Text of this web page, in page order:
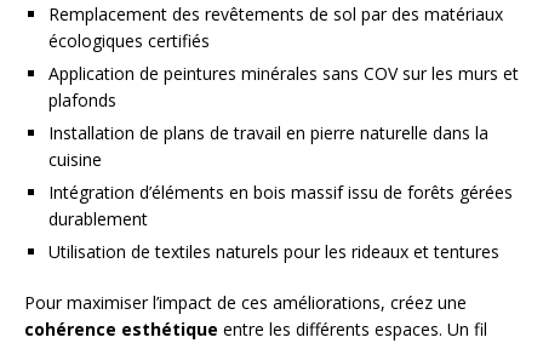
Remplacement des revêtements de sol par des matériaux
écologiques certifiés
Application de peintures minérales sans COV sur les murs et
plafonds
Installation de plans de travail en pierre naturelle dans la
cuisine
Intégration d’éléments en bois massif issu de forêts gérées
durablement
Utilisation de textiles naturels pour les rideaux et tentures
Pour maximiser l’impact de ces améliorations, créez une
cohérence esthétique entre les différents espaces. Un fil